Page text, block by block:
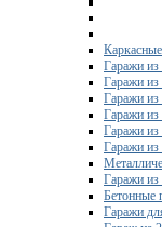
Гаражи из
Гаражи из
Гаражи из
Гаражи из
Гаражи
Гаражи из
Гаражи
Бетонные
Гаражи